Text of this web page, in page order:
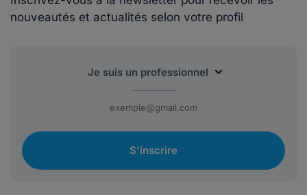
nouveautés et actualités selon votre profil
S'inscrire